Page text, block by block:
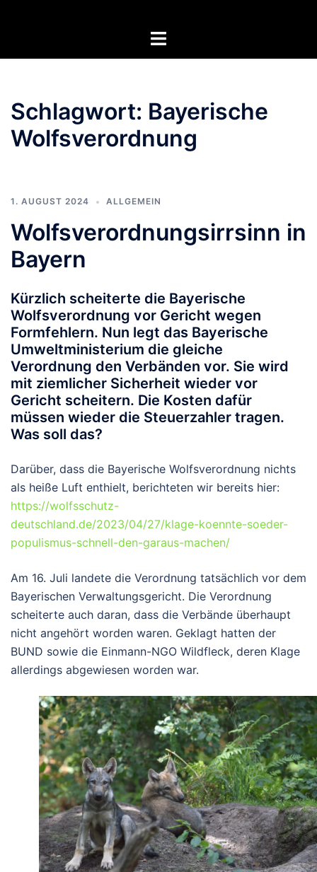
Menü
Schlagwort: Bayerische
Wolfsverordnung
1. AUGUST 2024 ALLGEMEIN
Wolfsverordnungsirrsinn in
Bayern
Kürzlich scheiterte die Bayerische
Wolfsverordnung vor Gericht wegen
Formfehlern. Nun legt das Bayerische
Umweltministerium die gleiche
Verordnung den Verbänden vor. Sie wird
mit ziemlicher Sicherheit wieder vor
Gericht scheitern. Die Kosten dafür
müssen wieder die Steuerzahler tragen.
Was soll das?
Darüber, dass die Bayerische Wolfsverordnung nichts
als heiße Luft enthielt, berichteten wir bereits hier:
https://wolfsschutz-
deutschland.de/2023/04/27/klage-koennte-soeder-
populismus-schnell-den-garaus-machen/
Am 16. Juli landete die Verordnung tatsächlich vor dem
Bayerischen Verwaltungsgericht. Die Verordnung
scheiterte auch daran, dass die Verbände überhaupt
nicht angehört worden waren. Geklagt hatten der
BUND sowie die Einmann-NGO Wildfleck, deren Klage
allerdings abgewiesen worden war.